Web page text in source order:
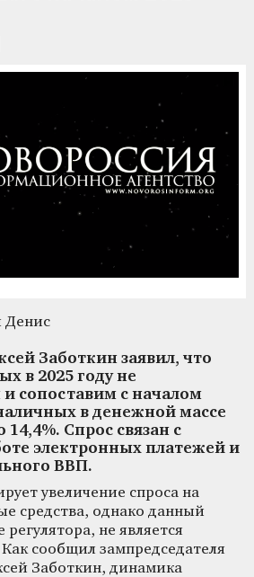
Денис
Заботкин заявил, что
в 2025 году не
и сопоставим с началом
в денежной массе
14,4%. Спрос связан с
электронных платежей и
ВВП.
увеличение спроса на
средства, однако данный
регулятора, не является
сообщил зампредседателя
Заботкин, динамика